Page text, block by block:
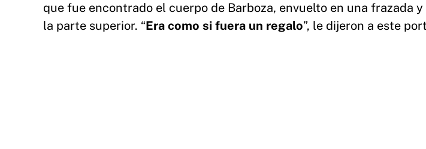
que fue encontrado el cuerpo de Barboza, envuelto en una frazada
la parte superior. “Era como si fuera un regalo”, le dijeron a este